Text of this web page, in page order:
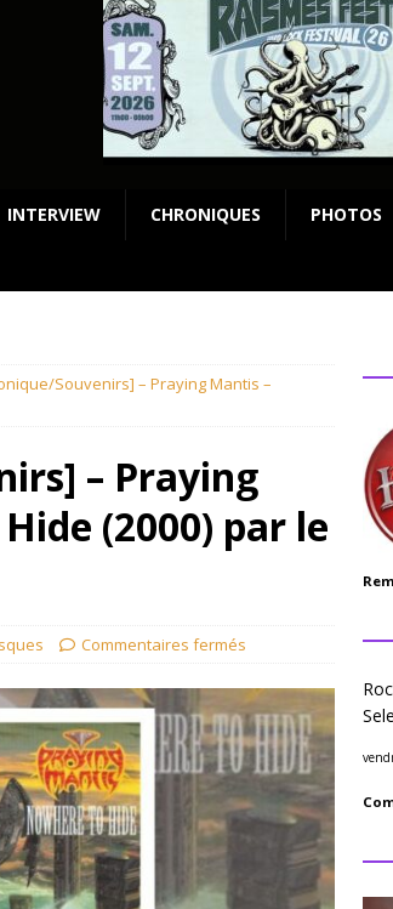
INTERVIEW CHRONIQUES PHOTOS
Souvenirs] – Praying Mantis –
– Praying
(2000) par le
Commentaires fermés